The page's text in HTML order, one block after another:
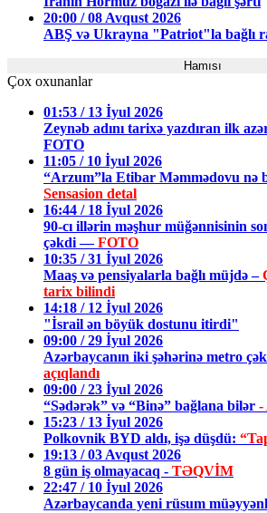
20:00 / 08 Avqust 2026
ABŞ və Ukrayna "Patriot"la bağlı
Hamısı
Çox oxunanlar
01:53 / 13 İyul 2026
Zeynəb adını tarixə yazdıran ilk
FOTO
11:05 / 10 İyul 2026
“Arzum”la Etibar Məmmədovu nə
Sensasion detal
16:44 / 18 İyul 2026
90-cı illərin məşhur müğənnisinin
çəkdi —FOTO
10:35 / 31 İyul 2026
Maaş və pensiyalarla bağlı müjdə –
tarix bilindi
14:18 / 12 İyul 2026
"İsrail ən böyük dostunu itirdi"
09:00 / 29 İyul 2026
Azərbaycanın iki şəhərinə metro
açıqlandı
09:00 / 23 İyul 2026
“Sədərək” və “Binə” bağlana bilər -
15:23 / 13 İyul 2026
Polkovnik BYD aldı, işə düşdü:
19:13 / 03 Avqust 2026
8 gün iş olmayacaq - TƏQVİM
22:47 / 10 İyul 2026
Azərbaycanda yeni rüsum